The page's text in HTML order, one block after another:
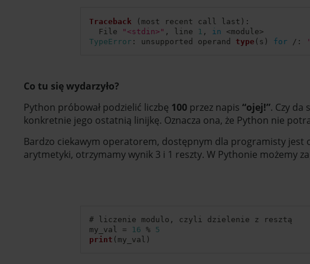
Traceback ( most recent call last ) :
  File
"<stdin>" , line 1 , in <module>
TypeError : unsupported operand type ( s ) for / :
Co tu się wydarzyło?
Python próbował podzielić liczbę 100 przez napis “ojej!”. Czy da
konkretnie jego ostatnią linijkę. Oznacza ona, że Python nie
Bardzo ciekawym operatorem, dostępnym dla programisty jest
arytmetyki, otrzymamy wynik 3 i 1 reszty. W Pythonie możemy
# liczenie modulo ,
my_val = 16 % 5
print ( my_val )